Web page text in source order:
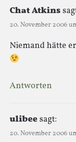
Chat Atkins
20. November 2006
Niemand hätte
Antworten
ulibeesagt:
20. November 2006